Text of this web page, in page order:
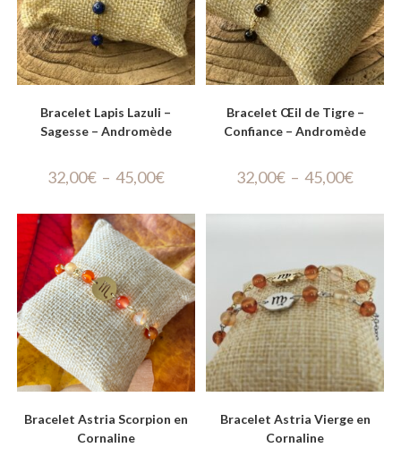
Bracelet Lapis Lazuli –
Sagesse – Andromède
32,00€ – 45,00€
Bracelet Œil de Tigre –
Confiance – Andromède
32,00€ – 45,00€
Bracelet Astria Scorpion en
Cornaline
Bracelet Astria Vierge en
Cornaline